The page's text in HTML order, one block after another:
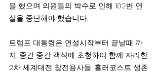
을 했으며 의원들의 박수로 인해 102번 연
설을 중단해야 했습니다.
트럼프 대통령은 연설시작부터 끝날때 까
지, 중간 중간 객석에 초청하여 함께 자리한
2차 세계대전 참전용사들, 홀러코스트 생존